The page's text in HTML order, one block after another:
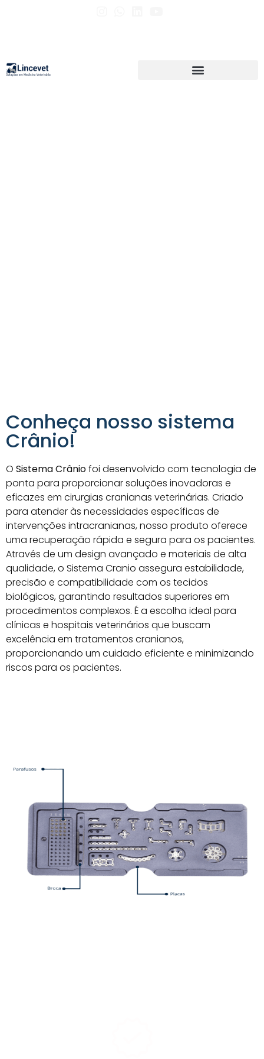
Conheça nosso sistema
Crânio!
O Sistema Crâniofoi desenvolvido com tecnologia de
ponta para proporcionar soluções inovadoras e
eficazes em cirurgias cranianas veterinárias. Criado
para atender às necessidades específicas de
intervenções intracranianas, nosso produto oferece
uma recuperação rápida e segura para os pacientes.
Através de um design avançado e materiais de alta
qualidade, o Sistema Cranio assegura estabilidade,
precisão e compatibilidade com os tecidos
biológicos, garantindo resultados superiores em
procedimentos complexos. É a escolha ideal para
clínicas e hospitais veterinários que buscam
excelência em tratamentos cranianos,
proporcionando um cuidado eficiente e minimizando
riscos para os pacientes.